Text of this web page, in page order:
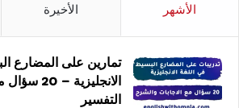
الأشهر الأخيرة
تمارين على المضارع
الانجليزية
التفسير